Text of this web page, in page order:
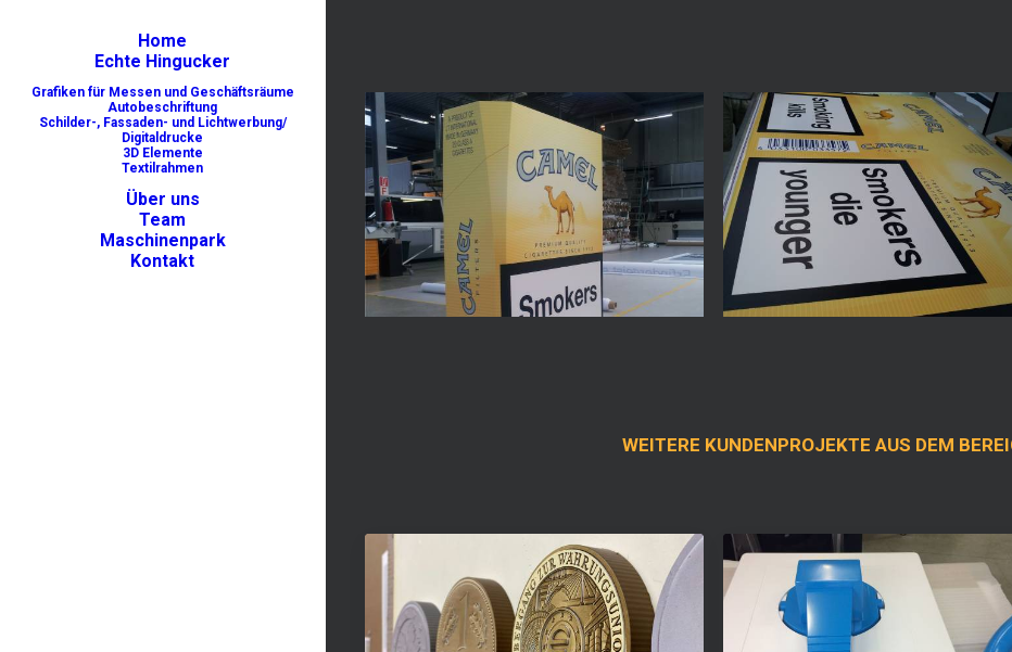
Home
Echte Hingucker
Grafiken für Messen und Geschäftsräume
Autobeschriftung
Schilder-, Fassaden- und Lichtwerbung/
Digitaldrucke
3D Elemente
Textilrahmen
Über uns
Team
Maschinenpark
Kontakt
WEITERE KUNDENPROJEKTE AUS DEM